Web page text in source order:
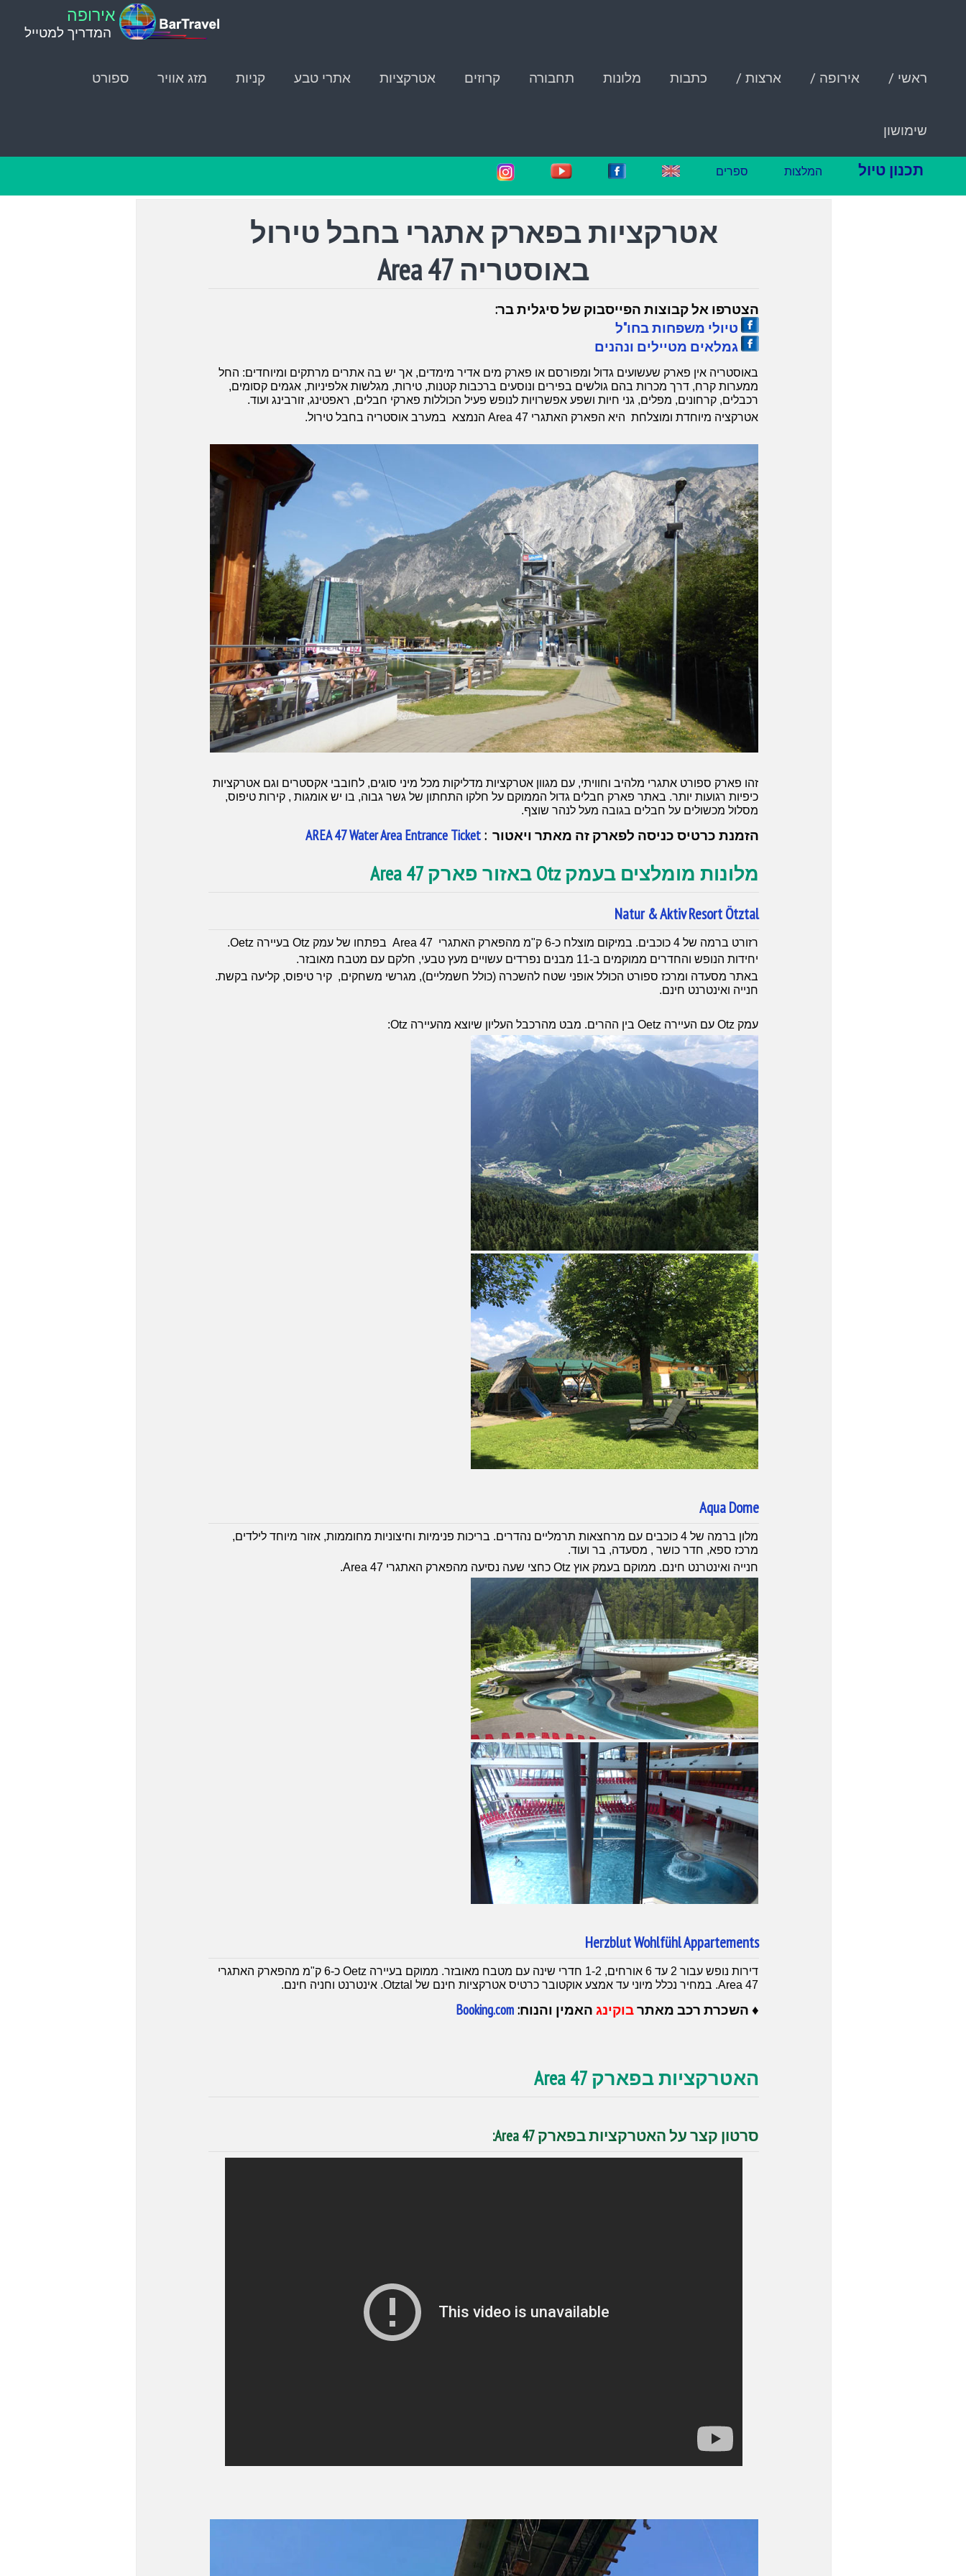
אירופה
המדריך למטייל
ראשי / אירופה / ארצות / כתבות מלונות תחבורה קרוזים אטרקציות אתרי טבע קניות מזג אוויר ספורט
שימושון
תכנון טיול המלצות ספרים
אטרקציות בפארק אתגרי בחבל טירול
באוסטריה
הצטרפו אל קבוצות הפייסבוק של סיגלית בר:
טיולי משפחות בחו"ל
גמלאים מטיילים ונהנים
באוסטריה אין פארק שעשועים גדול ומפורסם או פארק מים אדיר מימדים, אך יש בה אתרים מרתקים ומיוחדים: החל
ממערות קרח, דרך מכרות בהם גולשים בפירים ונוסעים ברכבות קטנות, טירות, מגלשות אלפיניות, אגמים קסומים,
רכבלים, קרחונים, מפלים, גני חיות ושפע אפשרויות לנופש פעיל הכוללות פארקי חבלים, ראפטינג, זורבינג ועוד.
אטרקציה מיוחדת ומוצלחת היא הפארק האתגרי Area 47 הנמצא במערב אוסטריה בחבל טירול.
זהו פארק ספורט אתגרי מלהיב וחוויתי, עם מגוון אטרקציות מדליקות מכל מיני סוגים, לחובבי אקסטרים וגם אטרקציות
כיפיות רגועות יותר. באתר פארק חבלים גדול הממוקם על חלקו התחתון של גשר גבוה, בו יש אומגות , קירות טיפוס,
מסלול מכשולים על חבלים בגובה מעל לנהר שוצף.
הזמנת כרטיס כניסה לפארק זה מאתר ויאטור : AREA 47 Water Area Entrance Ticket
מלונות מומלצים בעמק Otz באזור פארק Area 47
Natur & Aktiv Resort Ötztal
רזורט ברמה של 4 כוכבים. במיקום מוצלח כ-6 ק"מ מהפארק האתגרי Area 47 בפתחו של עמק Otz בעיירה Oetz.
יחידות הנופש והחדרים ממוקמים ב-11 מבנים נפרדים עשויים מעץ טבעי, חלקם עם מטבח מאובזר.
באתר מסעדה ומרכז ספורט הכולל אופני שטח להשכרה (כולל חשמליים), מגרשי משחקים, קיר טיפוס, קליעה בקשת.
חנייה ואינטרנט חינם.
עמק Otz עם העיירה Oetz בין ההרים. מבט מהרכבל העליון שיוצא מהעיירה Otz:
Aqua Dome
מלון ברמה של 4 כוכבים עם מרחצאות תרמליים נהדרים. בריכות פנימיות וחיצוניות מחוממות, אזור מיוחד לילדים,
מרכז ספא, חדר כושר , מסעדה, בר ועוד.
חנייה ואינטרנט חינם. ממוקם בעמק אוץ Otz כחצי שעה נסיעה מהפארק האתגרי Area 47.
Herzblut Wohlfühl Appartements
דירות נופש עבור 2 עד 6 אורחים, 1-2 חדרי שינה עם מטבח מאובזר. ממוקם בעיירה Oetz כ-6 ק"מ מהפארק האתגרי
Area 47. במחיר נכלל מיוני עד אמצע אוקטובר כרטיס אטרקציות חינם של Otztal. אינטרנט וחניה חינם.
♦ השכרת רכב מאתרבוקינגהאמין והנוח: Booking.com
האטרקציות בפארק Area 47
סרטון קצר על האטרקציות בפארק Area 47: